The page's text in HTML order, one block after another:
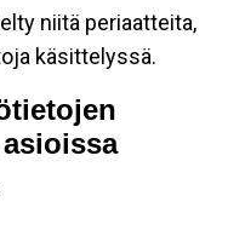
niitä periaatteita,
käsittelyssä.